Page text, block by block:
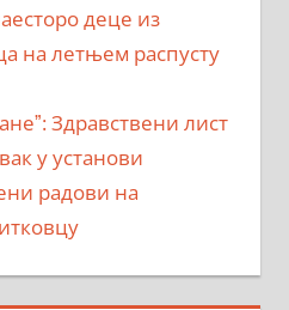
деце из
на летњем распусту
Здравствени лист
у установи
радови на